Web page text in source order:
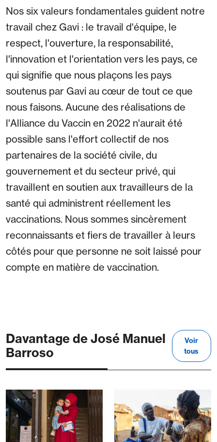
Nos six valeurs fondamentales guident notre
travail chez Gavi : le travail d'équipe, le
respect, l'ouverture, la responsabilité,
l'innovation et l'orientation vers les pays, ce
qui signifie que nous plaçons les pays
soutenus par Gavi au cœur de tout ce que
nous faisons. Aucune des réalisations de
l'Alliance du Vaccin en 2022 n'aurait été
possible sans l'effort collectif de nos
partenaires de la société civile, du
gouvernement et du secteur privé, qui
travaillent en soutien aux travailleurs de la
santé qui administrent réellement les
vaccinations. Nous sommes sincèrement
reconnaissants et fiers de travailler à leurs
côtés pour que personne ne soit laissé pour
compte en matière de vaccination.
Davantage de José Manuel
Barroso
Voir
tous